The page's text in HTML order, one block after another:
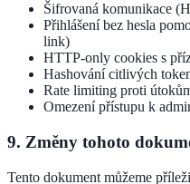
Šifrovaná komunikace
Přihlášení bez hesla
link)
HTTP-only cookies s
Hashování citlivých
Rate limiting proti
Omezení přístupu k
9. Změny tohoto
Tento dokument můžeme